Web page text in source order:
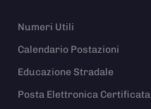
Numeri Utili
Calendario Postazioni
Educazione Stradale
Posta Elettronica Certificata